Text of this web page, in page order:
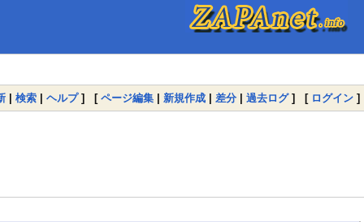
| 検索 | ヘルプ] [ ページ編集 | 新規作成 | 差分 | 過去ログ] [ ログイン ]